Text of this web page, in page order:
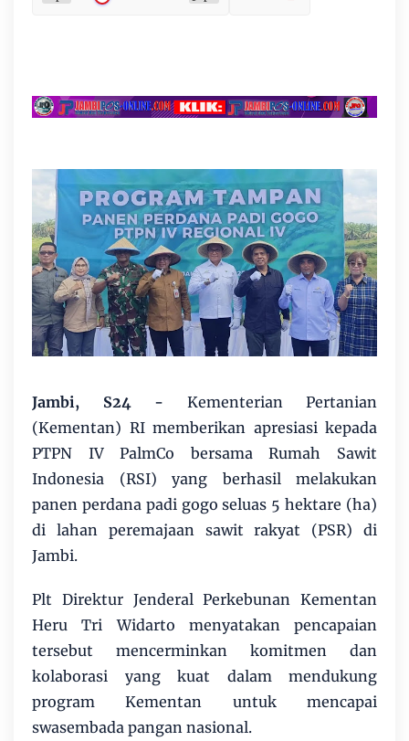
Jambi, S24- Kementerian Pertanian
(Kementan) RI memberikan apresiasi kepada
PTPN IV PalmCo bersama Rumah Sawit
Indonesia (RSI) yang berhasil melakukan
panen perdana padi gogo seluas 5 hektare (ha)
di lahan peremajaan sawit rakyat (PSR) di
Jambi.
Plt Direktur Jenderal Perkebunan Kementan
Heru Tri Widarto menyatakan pencapaian
tersebut mencerminkan komitmen dan
kolaborasi yang kuat dalam mendukung
program Kementan untuk mencapai
swasembada pangan nasional.